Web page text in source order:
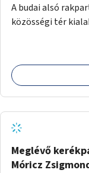
A budai alsó
közösségi tér
Meglévő
Móricz